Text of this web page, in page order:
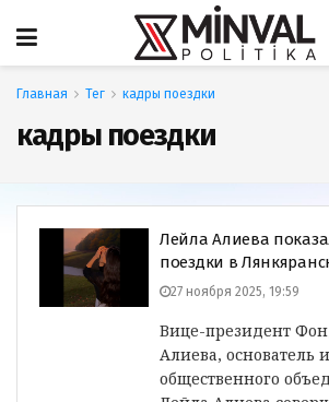
Главная Тег кадры поездки
кадры поездки
Лейла Алиева
поездки в
27 ноября 2025, 19:59
Вице-президент
Алиева, основатель
общественного